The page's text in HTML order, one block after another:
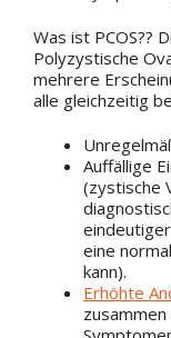
Was ist PCOS??
Polyzystische
mehrere
alle gleichzeitig
Auffällige
(zystische
eine
kann).
Erhöhte